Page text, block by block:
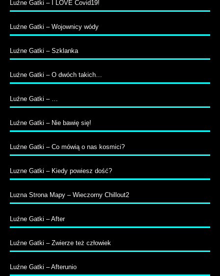
Luźne Gatki – I LOVE Covid19!
Luźne Gatki – Wojownicy wódy
Luźne Gatki – Szklanka
Luźne Gatki – O dwóch takich…
Luźne Gatki – …
Luźne Gatki – Nie bawię się!
Luźne Gatki – Co mówią o nas kosmici?
Luzne Gatki – Kiedy powiesz dość?
Luzna Strona Mapy – Wieczorny Chillout2
Luźne Gatki – After
Luźne Gatki – Zwierze też człowiek
Luźne Gatki – Afterunio